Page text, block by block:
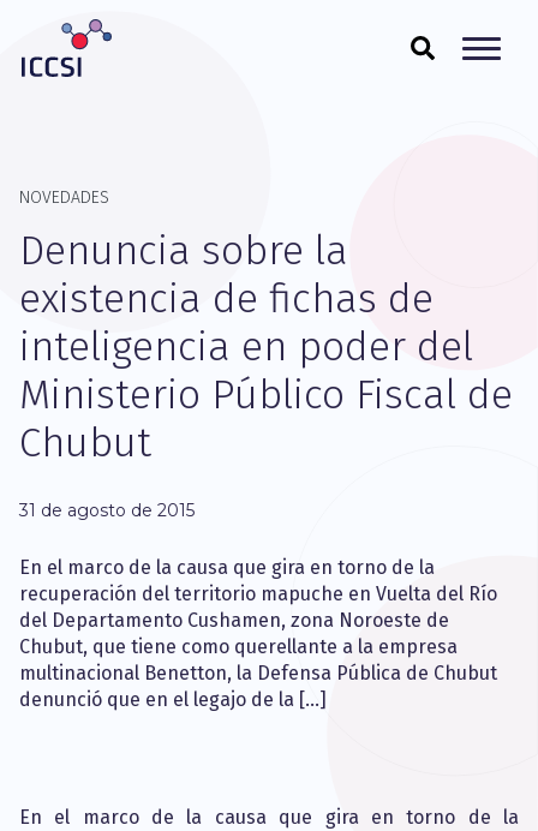
NOVEDADES
Denuncia sobre la
existencia de fichas de
inteligencia en poder del
Ministerio Público Fiscal de
Chubut
31 de agosto de 2015
En el marco de la causa que gira en torno de la
recuperación del territorio mapuche en Vuelta del Río
del Departamento Cushamen, zona Noroeste de
Chubut, que tiene como querellante a la empresa
multinacional Benetton, la Defensa Pública de Chubut
denunció que en el legajo de la […]
En el marco de la causa que gira en torno de la